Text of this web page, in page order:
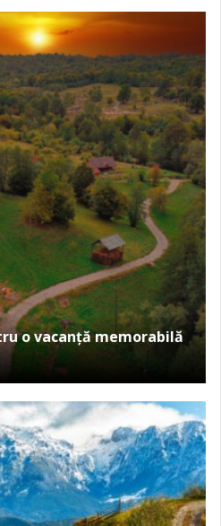
o vacanță memorabilă